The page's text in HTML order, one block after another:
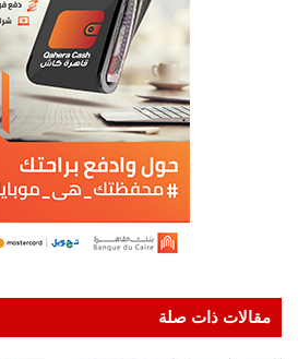
مقالات ذات صلة